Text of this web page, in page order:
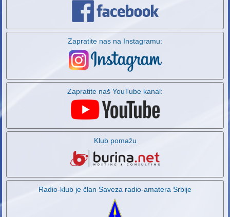
Zapratite nas na Instagramu:
Zapratite naš YouTube kanal:
Klub pomažu
Radio-klub je član Saveza radio-amatera Srbije